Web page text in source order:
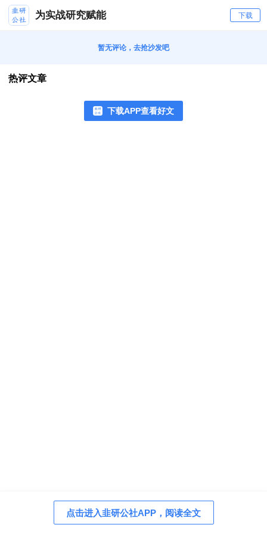
为实战研究赋能 下载
暂无评论，去抢沙发吧
热评文章
下载APP查看好文
点击进入韭研公社APP，阅读全文